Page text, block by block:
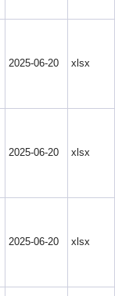
2025-06-20 xlsx
2025-06-20 xlsx
2025-06-20 xlsx